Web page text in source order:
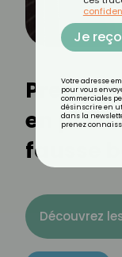
en
fausse
Découvrez
Je
Votre adresse
pour vous
commerciales
désinscrire en
dans la
prenez